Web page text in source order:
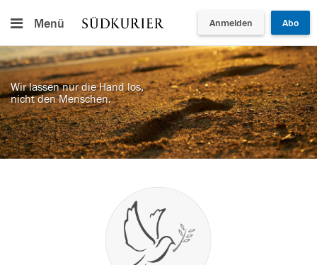
Menü Anmelden Abo
Wir lassen nur die Hand los,
nicht den Menschen.